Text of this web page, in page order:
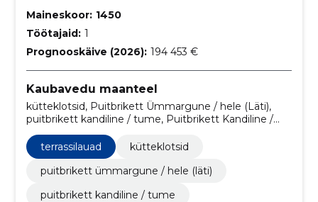
Maineskoor: 1450
Töötajaid: 1
Prognooskäive (2026): 194 453 €
Kaubavedu maanteel
kütteklotsid, Puitbrikett Ümmargune / hele (Läti),
puitbrikett kandiline / tume, Puitbrikett Kandiline /
Pelleti graanulid, Prussid, terrassilauad, Terrasilaud sile,
Terrassilaud soonega
terrassilauad
kütteklotsid
puitbrikett ümmargune / hele (läti)
puitbrikett kandiline / tume